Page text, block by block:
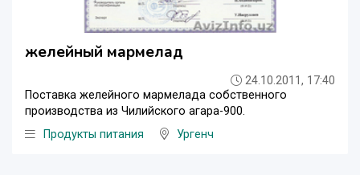
желейный мармелад
24.10.2011, 17:40
Поставка желейного мармелада собственного
производства из Чилийского агара-900.
Продукты питания
Ургенч